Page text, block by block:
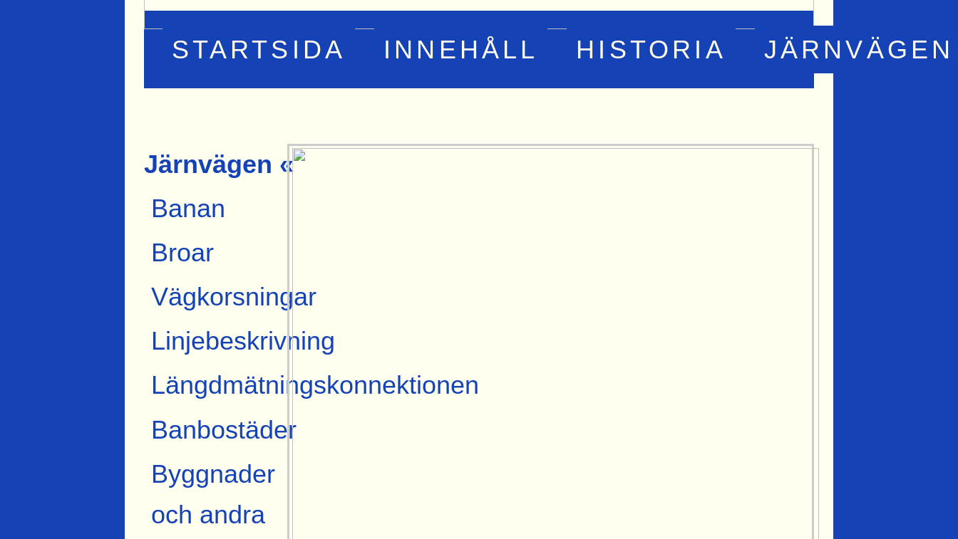
STARTSIDA INNEHÅLL HISTORIA JÄRNVÄGEN
Järnvägen «
Banan
Broar
Vägkorsningar
Linjebeskrivning
Längdmätningskonnektionen
Banbostäder
Byggnader
och andra